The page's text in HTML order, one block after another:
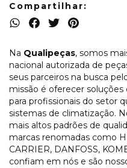
Compartilhar:
Na Qualipeças, somos
nacional autorizada de
seus parceiros na busca
missão é oferecer
para profissionais do setor
sistemas de climatização.
mais altos padrões de
marcas renomadas como
CARRIER, DANFOSS,
confiam em nós e são